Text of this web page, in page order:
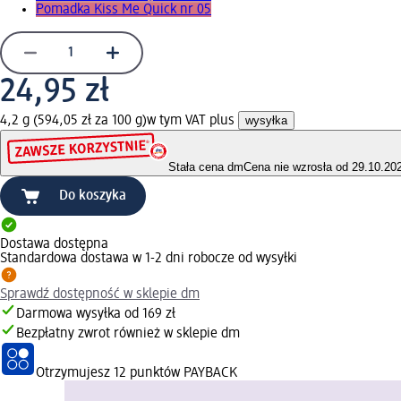
Pomadka Kiss Me Quick nr 05
24,95 zł
4,2 g (594,05 zł za 100 g)w tym VAT plus wysyłka
Stała cena dmCena nie wzrosła od
Do koszyka
Dostawa dostępna
Standardowa dostawa w 1-2 dni robocze od wysyłki
Sprawdź dostępność w sklepie dm
Darmowa wysyłka od 169 zł
Bezpłatny zwrot również w sklepie dm
Otrzymujesz 12 punktów PAYBACK